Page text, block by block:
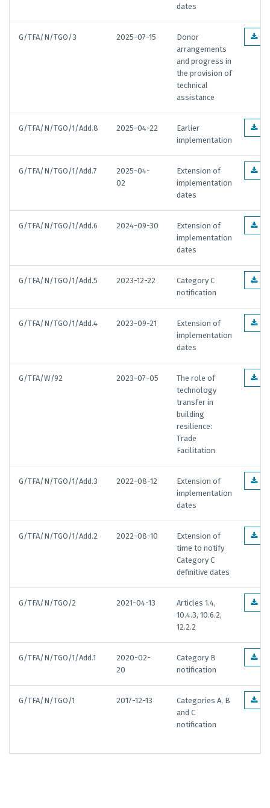
dates
G/TFA/N/TGO/3 2025-07-15
Donor
arrangements
and progress in
the provision of
technical
assistance
G/TFA/N/TGO/1/Add.8 2025-04-22
Earlier
implementation
G/TFA/N/TGO/1/Add.7
2025-04-
02
Extension of
implementation
dates
G/TFA/N/TGO/1/Add.6 2024-09-30
Extension of
implementation
dates
G/TFA/N/TGO/1/Add.5 2023-12-22
Category C
notification
G/TFA/N/TGO/1/Add.4 2023-09-21
Extension of
implementation
dates
G/TFA/W/92 2023-07-05
The role of
technology
transfer in
building
resilience:
Trade
Facilitation
G/TFA/N/TGO/1/Add.3 2022-08-12
Extension of
implementation
dates
G/TFA/N/TGO/1/Add.2 2022-08-10
Extension of
time to notify
Category C
definitive dates
G/TFA/N/TGO/2 2021-04-13
Articles 1.4,
10.4.3, 10.6.2,
12.2.2
G/TFA/N/TGO/1/Add.1
2020-02-
20
Category B
notification
G/TFA/N/TGO/1 2017-12-13
Categories A, B
and C
notification